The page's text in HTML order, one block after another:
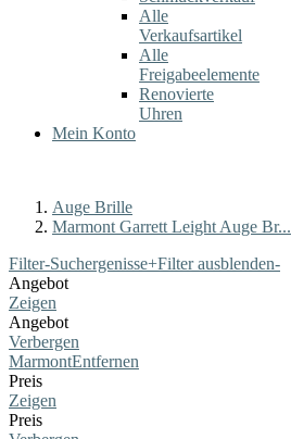
Alle
Verkaufsartikel
Alle
Freigabeelemente
Renovierte
Uhren
Mein Konto
Auge Brille
Marmont Garrett Leight Auge Br...
Filter-Suchergenisse+Filter ausblenden-
Angebot
Zeigen
Angebot
Verbergen
MarmontEntfernen
Preis
Zeigen
Preis